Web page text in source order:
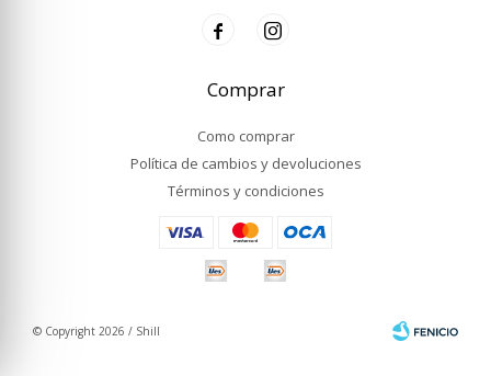
Comprar
Como comprar
Política de cambios y devoluciones
Términos y condiciones
 
© Copyright 2026 / Shill